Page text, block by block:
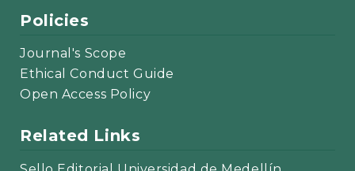
Policies
Journal's Scope
Ethical Conduct Guide
Open Access Policy
Related Links